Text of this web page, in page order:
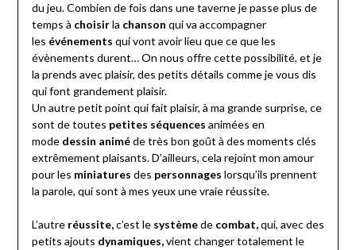
du jeu. Combien de fois dans une taverne je passe plus de
temps à choisirla chanson qui va accompagner
les événements qui vont avoir lieu que ce que les
évènements durent… On nous offre cette possibilité, et je
la prends avec plaisir, des petits détails comme je vous dis
qui font grandement plaisir.
Un autre petit point qui fait plaisir, à ma grande surprise, ce
sont de toutes petites séquences animées en
mode dessin animéde très bon goût à des moments clés
extrêmement plaisants. D’ailleurs, cela rejoint mon amour
pour les miniatures des personnages lorsqu’ils prennent
la parole, qui sont à mes yeux une vraie réussite.
L’autre réussite,c’est le systèmede combat,qui, avec des
petits ajouts dynamiques,vient changer totalement le